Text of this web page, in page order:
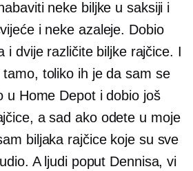
neke biljke u saksiji i
i neke azaleje. Dobio
i dvije različite biljke rajčice. I
toliko ih je da sam se
u Home Depot i dobio još
a sad ako odete u moje
biljaka rajčice koje su sve
A ljudi poput Dennisa, vi